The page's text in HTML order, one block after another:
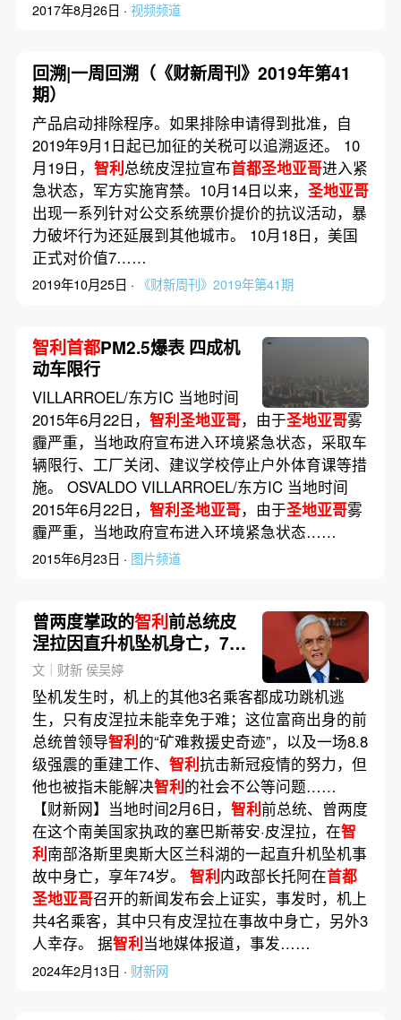
2017年8月26日 · 视频频道
回溯|一周回溯（《财新周刊》2019年第41
期）
产品启动排除程序。如果排除申请得到批准，自
2019年9月1日起已加征的关税可以追溯返还。 10
月19日， 智利总统皮涅拉宣布首都圣地亚哥进入紧
急状态，军方实施宵禁。10月14日以来， 圣地亚哥
出现一系列针对公交系统票价提价的抗议活动，暴
力破坏行为还延展到其他城市。 10月18日，美国
正式对价值7……
2019年10月25日 · 《财新周刊》2019年第41期
智利首都PM2.5爆表 四成机
动车限行
VILLARROEL/东方IC 当地时间
2015年6月22日， 智利圣地亚哥，由于圣地亚哥雾
霾严重，当地政府宣布进入环境紧急状态，采取车
辆限行、工厂关闭、建议学校停止户外体育课等措
施。 OSVALDO VILLARROEL/东方IC 当地时间
2015年6月22日， 智利圣地亚哥，由于圣地亚哥雾
霾严重，当地政府宣布进入环境紧急状态……
2015年6月23日 · 图片频道
曾两度掌政的智利前总统皮
涅拉因直升机坠机身亡，74
岁｜讣闻
文｜财新 侯吴婷
坠机发生时，机上的其他3名乘客都成功跳机逃
生，只有皮涅拉未能幸免于难；这位富商出身的前
总统曾领导智利 的“矿难救援史奇迹”，以及一场8.8
级强震的重建工作、 智利 抗击新冠疫情的努力，但
他也被指未能解决智利 的社会不公等问题……
【财新网】当地时间2月6日， 智利 前总统、曾两度
在这个南美国家执政的塞巴斯蒂安·皮涅拉，在智
利 南部洛斯里奥斯大区兰科湖的一起直升机坠机事
故中身亡，享年74岁。 智利 内政部长托阿在首都
圣地亚哥召开的新闻发布会上证实，事发时，机上
共4名乘客，其中只有皮涅拉在事故中身亡，另外3
人幸存。 据智利 当地媒体报道，事发……
2024年2月13日 · 财新网